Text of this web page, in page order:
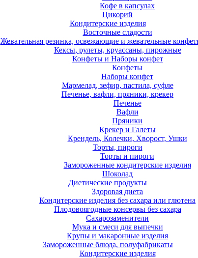
Кофе в капсулах
Цикорий
Кондитерские изделия
Восточные сладости
Жевательная резинка, освежающие и жевательные
Кексы, рулеты, круассаны, пирожные
Конфеты и Наборы конфет
Конфеты
Наборы конфет
Мармелад, зефир, пастила, суфле
Печенье, вафли, пряники, крекер
Печенье
Вафли
Пряники
Крекер и Галеты
Крендель, Колечки, Хворост, Ушки
Торты, пироги
Торты и пироги
Замороженные кондитерские изделия
Шоколад
Диетические продукты
Здоровая диета
Кондитерские изделия без сахара или глютена
Плодовоягодные консервы без сахара
Сахарозаменители
Мука и смеси для выпечки
Крупы и макаронные изделия
Замороженные блюда, полуфабрикаты
Кондитерские изделия